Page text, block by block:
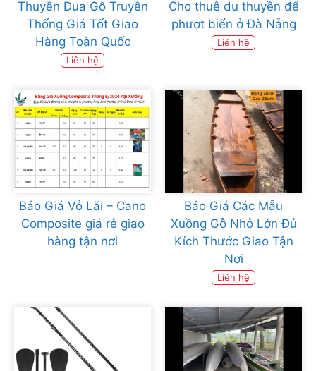
Thuyền Đua Gỗ Truyền
Thống Giá Tốt Giao
Hàng Toàn Quốc
Liên hệ
Cho thuê du thuyền để
phượt biển ở Đà Nẵng
Liên hệ
Báo Giá Vỏ Lãi – Cano
Composite giá rẻ giao
hàng tận nơi
Báo Giá Các Mẫu
Xuồng Gỗ Nhỏ Lớn Đủ
Kích Thước Giao Tận
Nơi
Liên hệ